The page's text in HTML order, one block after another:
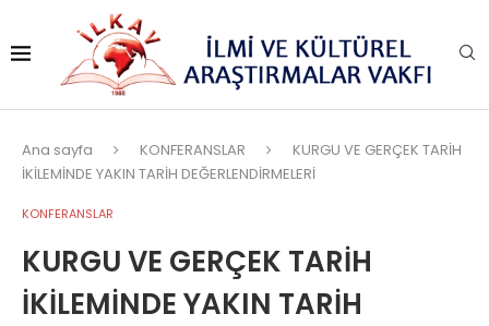
Ana sayfa KONFERANSLAR
KURGU VE GERÇEK TARİH
İKİLEMİNDE YAKIN TARİH DEĞERLENDİRMELERİ
KONFERANSLAR
KURGU VE GERÇEK TARİH
İKİLEMİNDE YAKIN TARİH